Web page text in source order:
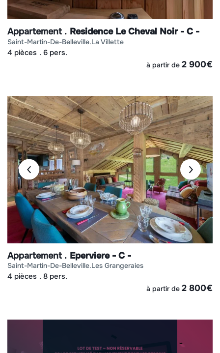
Appartement Residence Le Cheval Noir - C -
saint-martin-de-belleville la villette
4 pièces 6 pers.
à partir de 2 900€
Appartement Eperviere - C -
saint-martin-de-belleville les grangeraies
4 pièces 8 pers.
à partir de 2 800€